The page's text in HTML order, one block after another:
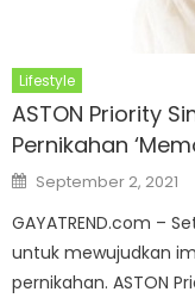
Lifestyle
ASTON Priority
Pernikahan
Posted
on
September 2, 2021
GAYATREND.com –
untuk mewujudkan
pernikahan. ASTON